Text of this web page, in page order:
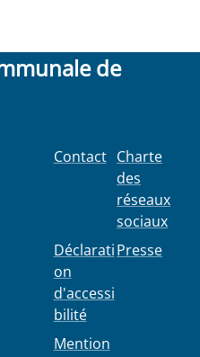
de
Contact
Déclarati
on
d'accessi
bilité
Mention
Charte
des
réseaux
sociaux
Presse